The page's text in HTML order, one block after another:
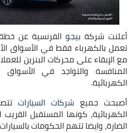
أعلنت شركة بيجو الفرنسية عن
مع الإبقاء على محركات البنزين
المنافسة والتواجد في الأسواق
الكهربائية.
أصبحت جميع شركات السيارات
الكهربائية، كونها المستقبل القريب
الضارة، وايضا تتهم الحكومات